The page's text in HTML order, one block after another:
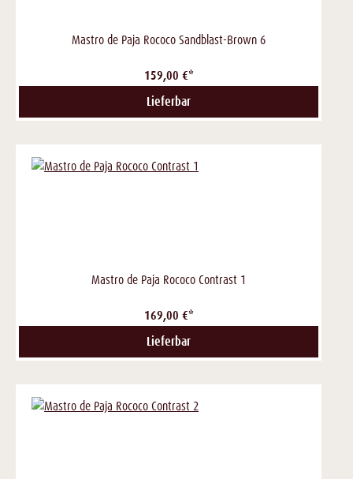
Mastro de Paja Rococo Sandblast-Brown 6
159,00 €*
Lieferbar
Mastro de Paja Rococo Contrast 1
169,00 €*
Lieferbar